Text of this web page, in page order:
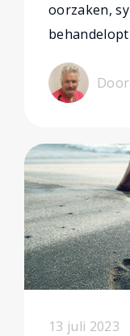
oorzaken,
13 juli 2023